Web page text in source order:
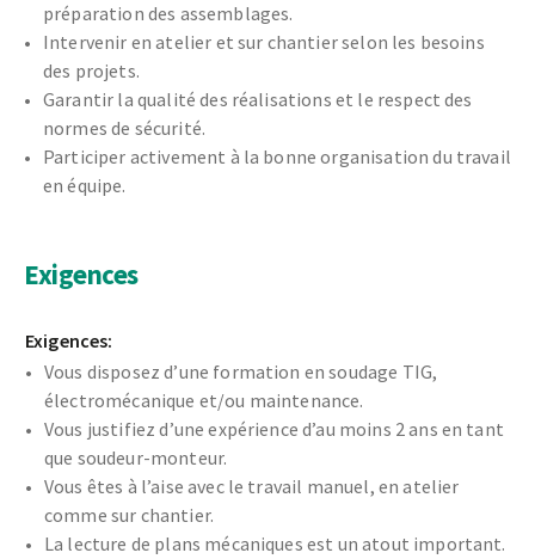
préparation des assemblages.
Intervenir en atelier et sur chantier selon les besoins
des projets.
Garantir la qualité des réalisations et le respect des
normes de sécurité.
Participer activement à la bonne organisation du travail
en équipe.
Exigences
Exigences:
Vous disposez d’une formation en soudage TIG,
électromécanique et/ou maintenance.
Vous justifiez d’une expérience d’au moins 2 ans en tant
que soudeur-monteur.
Vous êtes à l’aise avec le travail manuel, en atelier
comme sur chantier.
La lecture de plans mécaniques est un atout important.